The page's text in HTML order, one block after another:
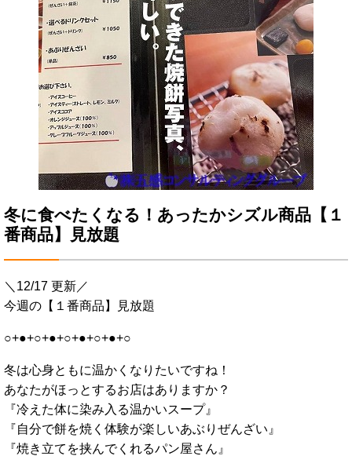
冬に食べたくなる！あったかシズル商品【１
番商品】見放題
＼12/17 更新／
今週の【１番商品】見放題
○+●+○+●+○+●+○+●+○
冬は心身ともに温かくなりたいですね！
あなたがほっとするお店はありますか？
『冷えた体に染み入る温かいスープ』
『自分で餅を焼く体験が楽しいあぶりぜんざい』
『焼き立てを挟んでくれるパン屋さん』